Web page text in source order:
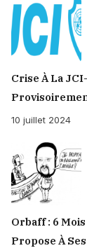
Crise À La
10 juillet 2024
Orbaff : 6
Propose À